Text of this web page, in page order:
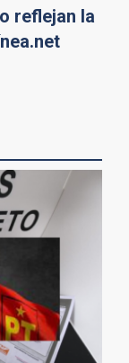
reflejan la